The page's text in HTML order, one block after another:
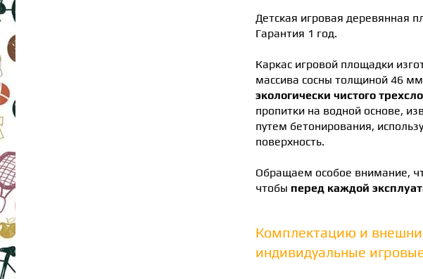
Детская игровая деревянная
Гарантия 1 год.
Каркас игровой площадки
массива сосны толщиной 46
экологически чистого
пропитки на водной основе,
путем бетонирования,
поверхность.
Обращаем особое внимание,
чтобы перед каждой
Комплектацию и
индивидуальные